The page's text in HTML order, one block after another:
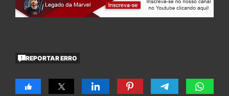
REPORTAR ERRO